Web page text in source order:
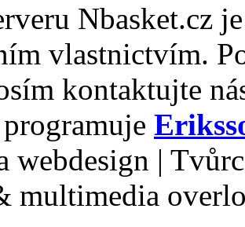
Nbasket.cz
vlastnictvím.
kontaktujte
webdesign |
multimedia